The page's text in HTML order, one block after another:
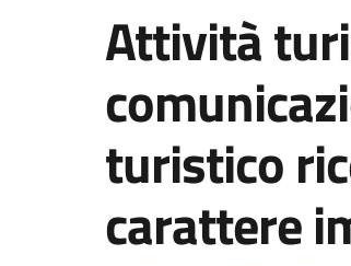
Attività
turistico
carattere